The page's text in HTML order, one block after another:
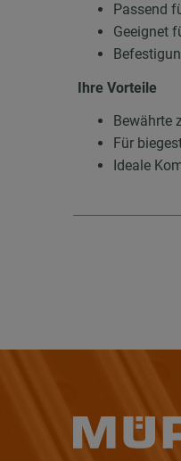
Passend
Geeignet
Ihre Vorteile
Bewährte
Für
Ideale